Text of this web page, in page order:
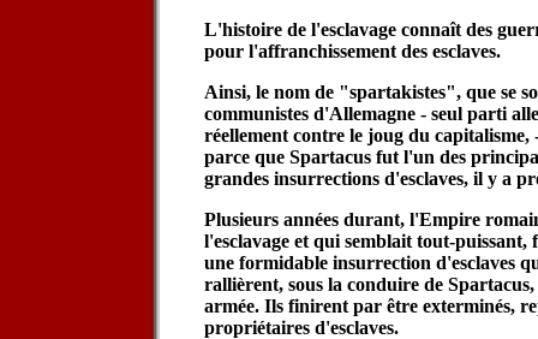
L'histoire de l'esclavage connaît des
pour l'affranchissement des esclaves.
Ainsi, le nom de "spartakistes", que se
communistes d'Allemagne - seul parti
réellement contre le joug du capitalisme,
parce que Spartacus fut l'un des
grandes insurrections d'esclaves, il y a
Plusieurs années durant, l'Empire
l'esclavage et qui semblait tout-puissant,
une formidable insurrection d'esclaves
rallièrent, sous la conduire de
armée. Ils finirent par être exterminés,
propriétaires d'esclaves.